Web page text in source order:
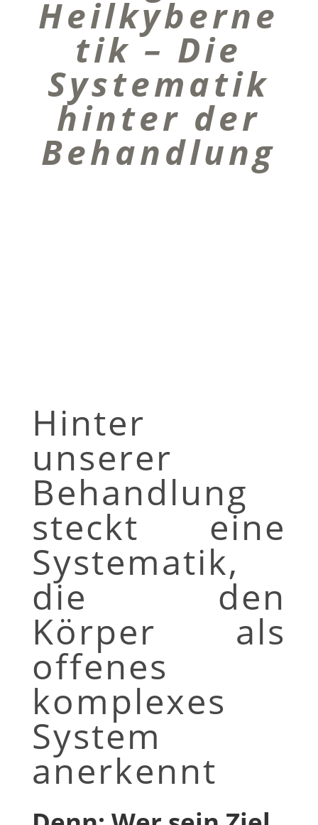
Heilkyberne
tik – Die
Systematik
hinter der
Behandlung
Hinter
unserer
Behandlung
steckt eine
Systematik,
die den
Körper als
offenes
komplexes
System
anerkennt